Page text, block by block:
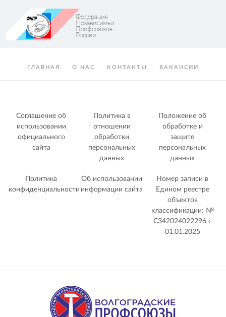
ГЛАВНАЯ О НАС КОНТАКТЫ ВАКАНСИИ
Соглашение об
использовании
официального
сайта
Политика в
отношении
обработки
персональных
данных
Положение об
обработке и
защите
персональных
данных
Политика
конфиденциальности
Об использовании
информации сайта
Номер записи в
Едином реестре
объектов
классификации: №
С342024022296 c
01.01.2025